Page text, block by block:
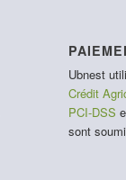
Ubnest
Crédit
PCI-DSS
sont